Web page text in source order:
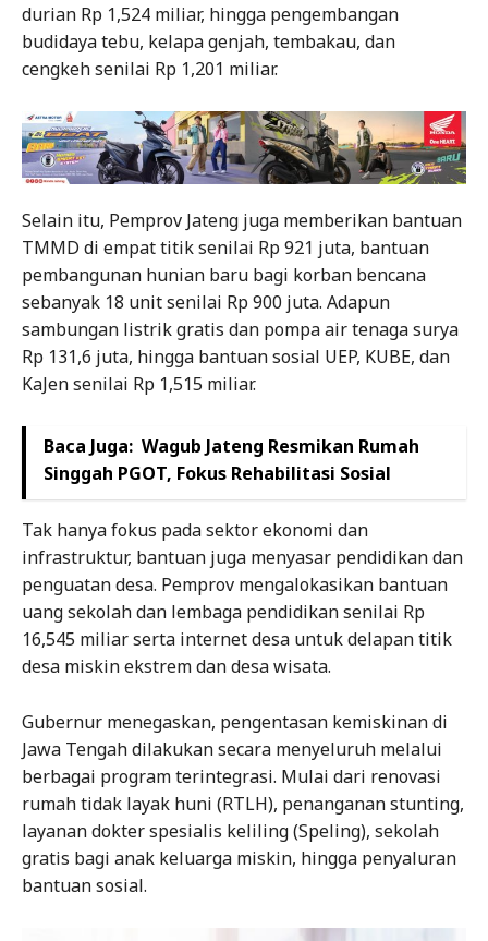
durian Rp 1,524 miliar, hingga pengembangan
budidaya tebu, kelapa genjah, tembakau, dan
cengkeh senilai Rp 1,201 miliar.
Selain itu, Pemprov Jateng juga memberikan bantuan
TMMD di empat titik senilai Rp 921 juta, bantuan
pembangunan hunian baru bagi korban bencana
sebanyak 18 unit senilai Rp 900 juta. Adapun
sambungan listrik gratis dan pompa air tenaga surya
Rp 131,6 juta, hingga bantuan sosial UEP, KUBE, dan
KaJen senilai Rp 1,515 miliar.
Baca Juga: Wagub Jateng Resmikan Rumah
Singgah PGOT, Fokus Rehabilitasi Sosial
Tak hanya fokus pada sektor ekonomi dan
infrastruktur, bantuan juga menyasar pendidikan dan
penguatan desa. Pemprov mengalokasikan bantuan
uang sekolah dan lembaga pendidikan senilai Rp
16,545 miliar serta internet desa untuk delapan titik
desa miskin ekstrem dan desa wisata.
Gubernur menegaskan, pengentasan kemiskinan di
Jawa Tengah dilakukan secara menyeluruh melalui
berbagai program terintegrasi. Mulai dari renovasi
rumah tidak layak huni (RTLH), penanganan stunting,
layanan dokter spesialis keliling (Speling), sekolah
gratis bagi anak keluarga miskin, hingga penyaluran
bantuan sosial.